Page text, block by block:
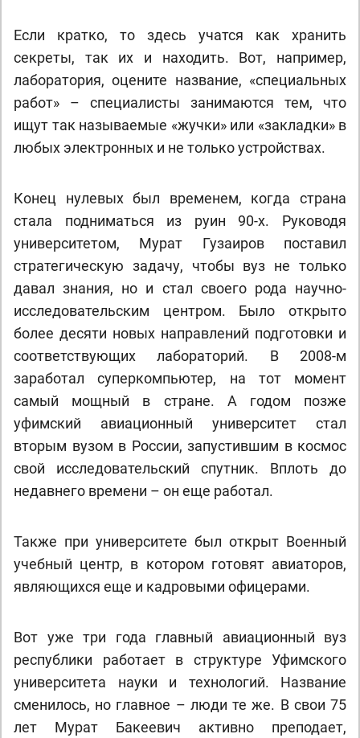
Если кратко, то здесь учатся как хранить
секреты, так их и находить. Вот, например,
лаборатория, оцените название, «специальных
работ» – специалисты занимаются тем, что
ищут так называемые «жучки» или «закладки» в
любых электронных и не только устройствах.
Конец нулевых был временем, когда страна
стала подниматься из руин 90-х. Руководя
университетом, Мурат Гузаиров поставил
стратегическую задачу, чтобы вуз не только
давал знания, но и стал своего рода научно-
исследовательским центром. Было открыто
более десяти новых направлений подготовки и
соответствующих лабораторий. В 2008-м
заработал суперкомпьютер, на тот момент
самый мощный в стране. А годом позже
уфимский авиационный университет стал
вторым вузом в России, запустившим в космос
свой исследовательский спутник. Вплоть до
недавнего времени – он еще работал.
Также при университете был открыт Военный
учебный центр, в котором готовят авиаторов,
являющихся еще и кадровыми офицерами.
Вот уже три года главный авиационный вуз
республики работает в структуре Уфимского
университета науки и технологий. Название
сменилось, но главное – люди те же. В свои 75
лет Мурат Бакеевич активно преподает,